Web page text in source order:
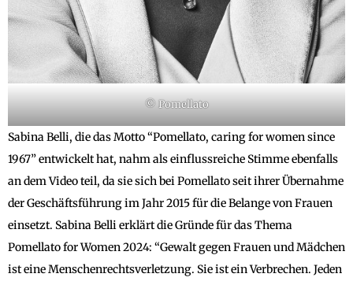
© Pomellato
Sabina Belli, die das Motto “Pomellato, caring for women since
1967” entwickelt hat, nahm als einflussreiche Stimme ebenfalls
an dem Video teil, da sie sich bei Pomellato seit ihrer Übernahme
der Geschäftsführung im Jahr 2015 für die Belange von Frauen
einsetzt. Sabina Belli erklärt die Gründe für das Thema
Pomellato for Women 2024: “Gewalt gegen Frauen und Mädchen
ist eine Menschenrechtsverletzung. Sie ist ein Verbrechen. Jeden